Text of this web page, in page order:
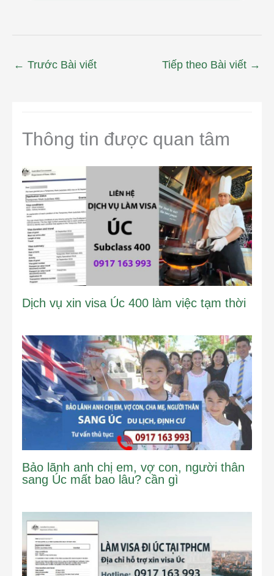
← Trước Bài viết Tiếp theo Bài viết →
Thông tin được quan tâm
Dịch vụ xin visa Úc 400 làm việc tạm thời
Bảo lãnh anh chị em, vợ con, người thân
sang Úc mất bao lâu? cần gì